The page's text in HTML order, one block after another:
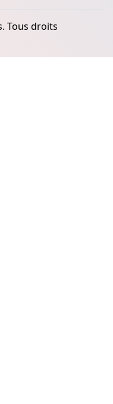
Tous droits